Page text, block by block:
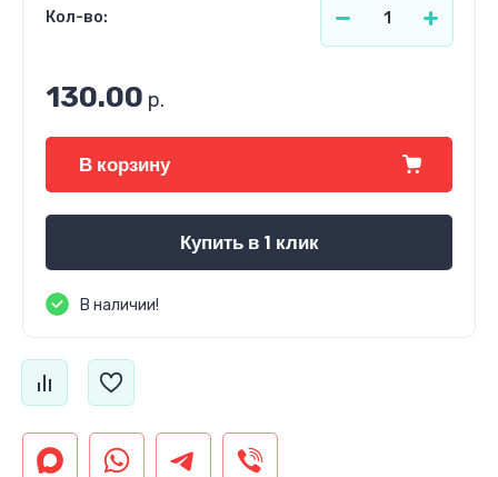
Кол-во:
130.00 р.
В корзину
Купить в 1 клик
В наличии!